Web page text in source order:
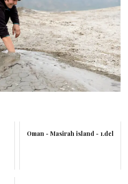
Oman - Masirah island - 1.del